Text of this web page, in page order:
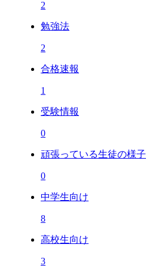
2
勉強法
2
合格速報
1
受験情報
0
頑張っている生徒の様子
0
中学生向け
8
高校生向け
3